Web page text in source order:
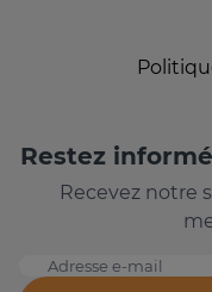
Restez
Recevez notre
Adresse e-mail